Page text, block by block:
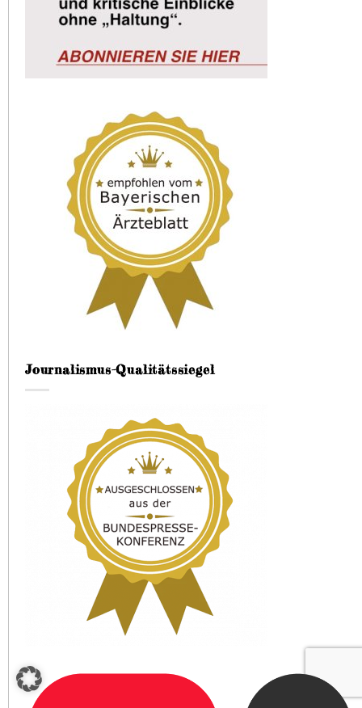
Journalismus-Qualitätssiegel